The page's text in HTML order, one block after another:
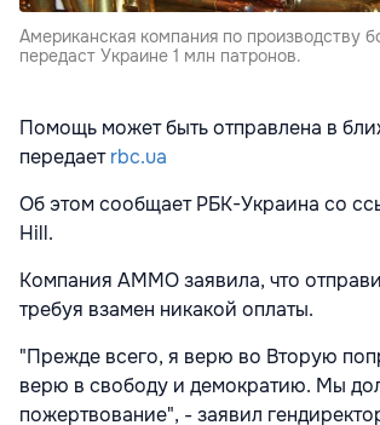
Американская компания по производству
передаст Украине 1 млн патронов.
Помощь может быть отправлена в
передаетrbc.ua
Об этом сообщает РБК-Украина со
Hill.
Компания AMMO заявила, что
требуя взамен никакой оплаты.
"Прежде всего, я верю во Вторую
верю в свободу и демократию. Мы
пожертвование", - заявил